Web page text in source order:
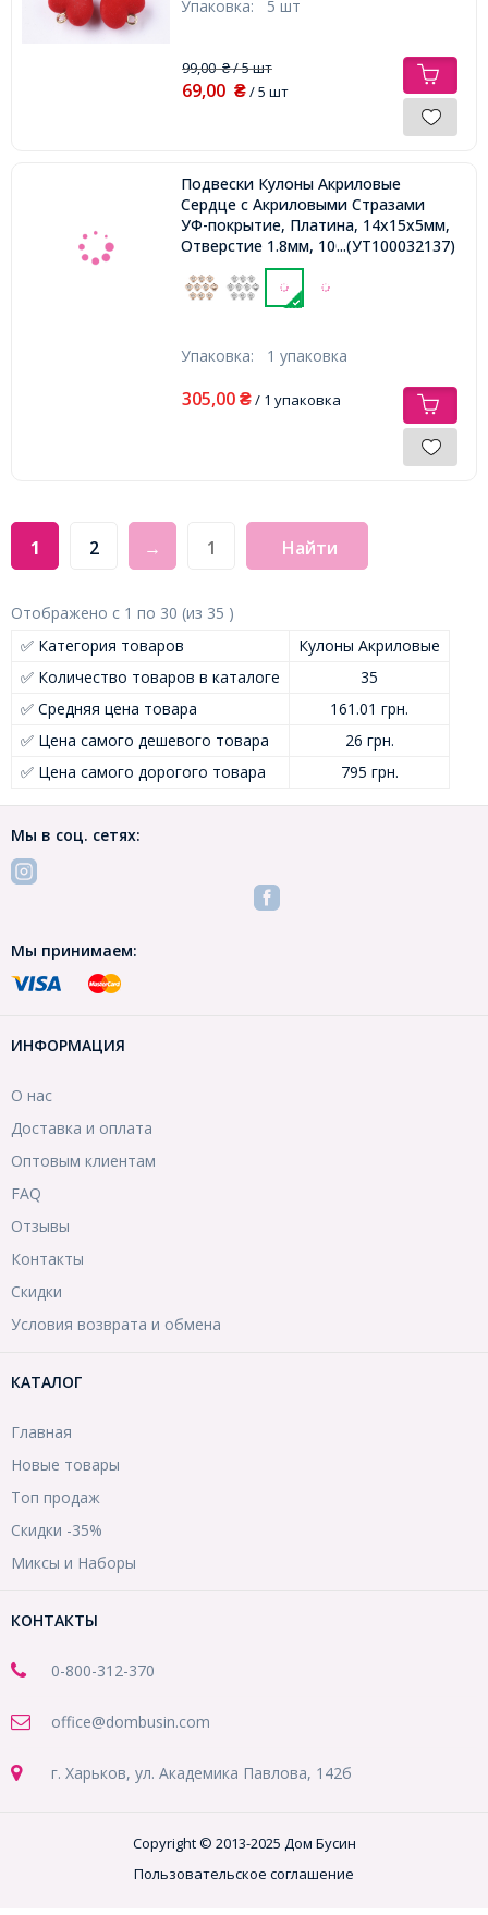
Упаковка: 5 шт
99,00₴/ 5 шт
69,00 ₴/ 5 шт
Подвески Кулоны Акриловые
Сердце с Акриловыми Стразами
УФ-покрытие, Платина, 14х15х5мм,
Отверстие 1.8мм, 100 шт/упак
...(УТ100032137)
Упаковка: 1 упаковка
305,00 ₴/ 1 упаковка
1 2 → Найти
Отображено с 1 по 30 (из 35 )
✅ Категория товаров
Кулоны Акриловые
✅ Количество товаров в каталоге
35
✅ Средняя цена товара
161.01 грн.
✅ Цена самого дешевого товара
26 грн.
✅ Цена самого дорогого товара
795 грн.
Мы в соц. сетях:
Мы принимаем:
ИНФОРМАЦИЯ
О нас
Доставка и оплата
Оптовым клиентам
FAQ
Отзывы
Контакты
Скидки
Условия возврата и обмена
КАТАЛОГ
Главная
Новые товары
Топ продаж
Скидки -35%
Миксы и Наборы
КОНТАКТЫ
0-800-312-370
office@dombusin.com
г. Харьков, ул. Академика Павлова, 142б
Copyright © 2013-2025 Дом Бусин
Пользовательское соглашение